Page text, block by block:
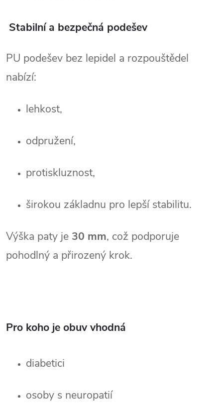
Stabilní a bezpečná podešev
PU podešev bez lepidel a rozpouštědel
nabízí:
lehkost,
odpružení,
protiskluznost,
širokou základnu pro lepší stabilitu.
Výška paty je 30 mm, což podporuje
pohodlný a přirozený krok.
Pro koho je obuv vhodná
diabetici
osoby s neuropatií